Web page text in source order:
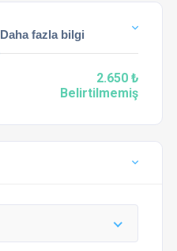
Daha fazla bilgi
2.650 ₺
Belirtilmemiş